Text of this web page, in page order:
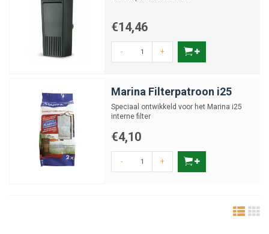
€14,46
- +
Marina Filterpatroon i25
Speciaal ontwikkeld voor het Marina i25
interne filter
€4,10
- +